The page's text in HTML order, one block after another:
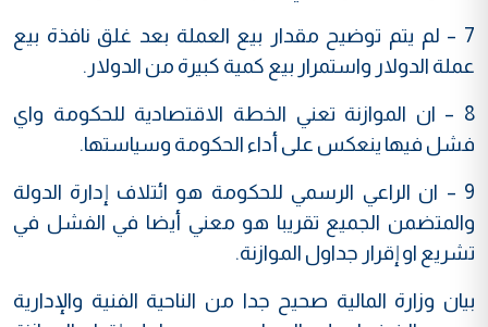
7 – لم يتم توضيح مقدار بيع العملة بعد غلق نافذة بيع
عملة الدولار واستمرار بيع كمية كبيرة من الدولار.
8 – ان الموازنة تعني الخطة الاقتصادية للحكومة واي
فشل فيها ينعكس على أداء الحكومة وسياستها.
9 – ان الراعي الرسمي للحكومة هو ائتلاف إدارة الدولة
والمتضمن الجميع تقريبا هو معني أيضا في الفشل في
تشريع او إقرار جداول الموازنة.
بيان وزارة المالية صحيح جدا من الناحية الفنية والإدارية